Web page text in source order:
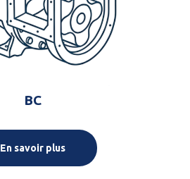
BC
En savoir plus